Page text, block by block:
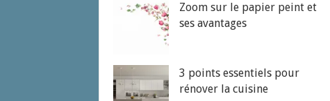
Zoom sur le papier peint et
ses avantages
3 points essentiels pour
rénover la cuisine